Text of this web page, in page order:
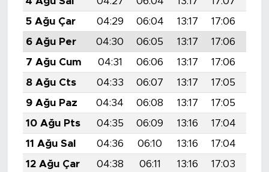
5 Ağu Çar
04:29 06:04 13:17 17:06
6 Ağu Per
04:30 06:05 13:17 17:06
7 Ağu Cum
04:31 06:06 13:17 17:06
8 Ağu Cts
04:33 06:07 13:17 17:05
9 Ağu Paz
04:34 06:08 13:17 17:05
10 Ağu Pts
04:35 06:09 13:16 17:04
11 Ağu Sal
04:36 06:10 13:16 17:04
12 Ağu Çar
04:38 06:11 13:16 17:03